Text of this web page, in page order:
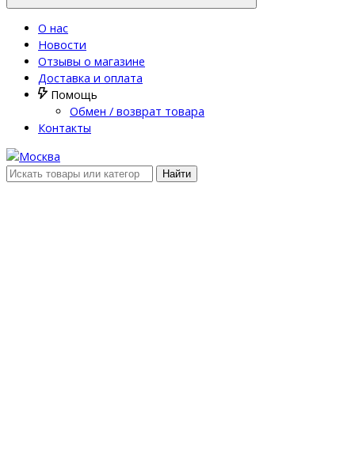
О нас
Новости
Отзывы о магазине
Доставка и оплата
Помощь
Обмен / возврат товара
Контакты
Найти